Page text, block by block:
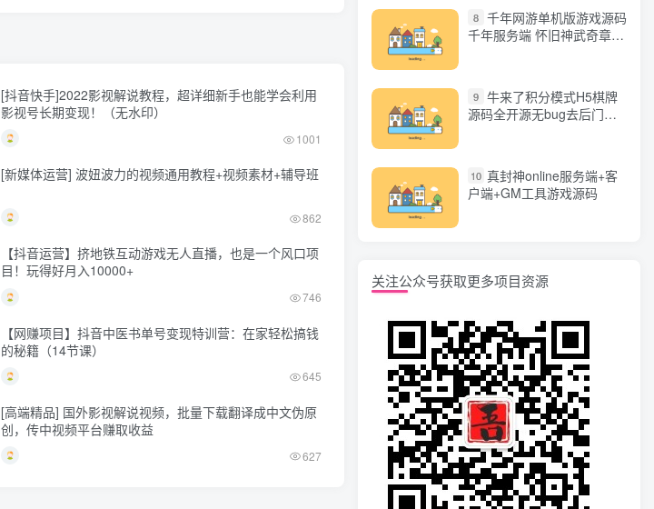
[抖音快手]2022影视解说教程，超详细新手也能学会利用
影视号长期变现！（无水印）
1001
[新媒体运营] 波妞波力的视频通用教程+视频素材+辅导班
862
【抖音运营】挤地铁互动游戏无人直播，也是一个风口项
目！玩得好月入10000+
746
【网赚项目】抖音中医书单号变现特训营：在家轻松搞钱
的秘籍（14节课）
645
[高端精品] 国外影视解说视频，批量下载翻译成中文伪原
创，传中视频平台赚取收益
627
8 千年网游单机版游戏源码
千年服务端 怀旧神武奇章一
9 牛来了积分模式H5棋牌
源码全开源无bug去后门无
10 真封神online服务端+客
户端+GM工具游戏源码
关注公众号获取更多项目资源